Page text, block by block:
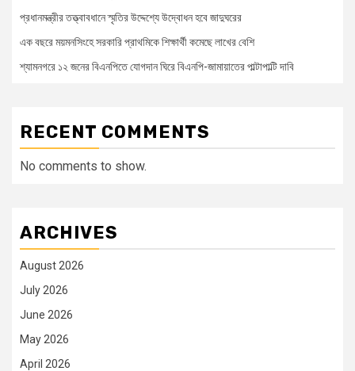
প্রধানমন্ত্রীর তত্ত্বাবধানে স্মৃতির উদ্দেশ্যে উদ্বোধন হবে জাদুঘরের
এক বছরে ময়মনসিংহে সরকারি প্রাথমিকে শিক্ষার্থী কমেছে লাখের বেশি
শ্যামনগরে ১২ জনের বিএনপিতে যোগদান ঘিরে বিএনপি-জামায়াতের পাল্টাপাল্টি দাবি
RECENT COMMENTS
No comments to show.
ARCHIVES
August 2026
July 2026
June 2026
May 2026
April 2026